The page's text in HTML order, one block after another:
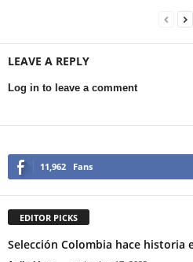
LEAVE A REPLY
Log in to leave a comment
11,962 Fans
EDITOR PICKS
Selección Colombia hace historia